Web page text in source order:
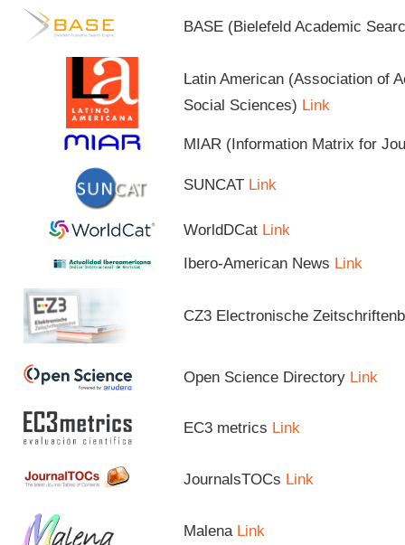
BASE (Bielefeld Academic
Latin American (Association of
Social Sciences) Link
MIAR (Information Matrix for
SUNCAT Link
WorldDCat Link
Ibero-American News Link
CZ3 Electronische
Open Science Directory Link
EC3 metrics Link
JournalsTOCs Link
Malena Link